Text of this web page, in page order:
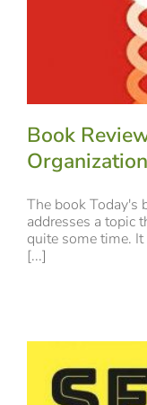
Book
The book Today's
addresses a topic
quite some time.
[...]